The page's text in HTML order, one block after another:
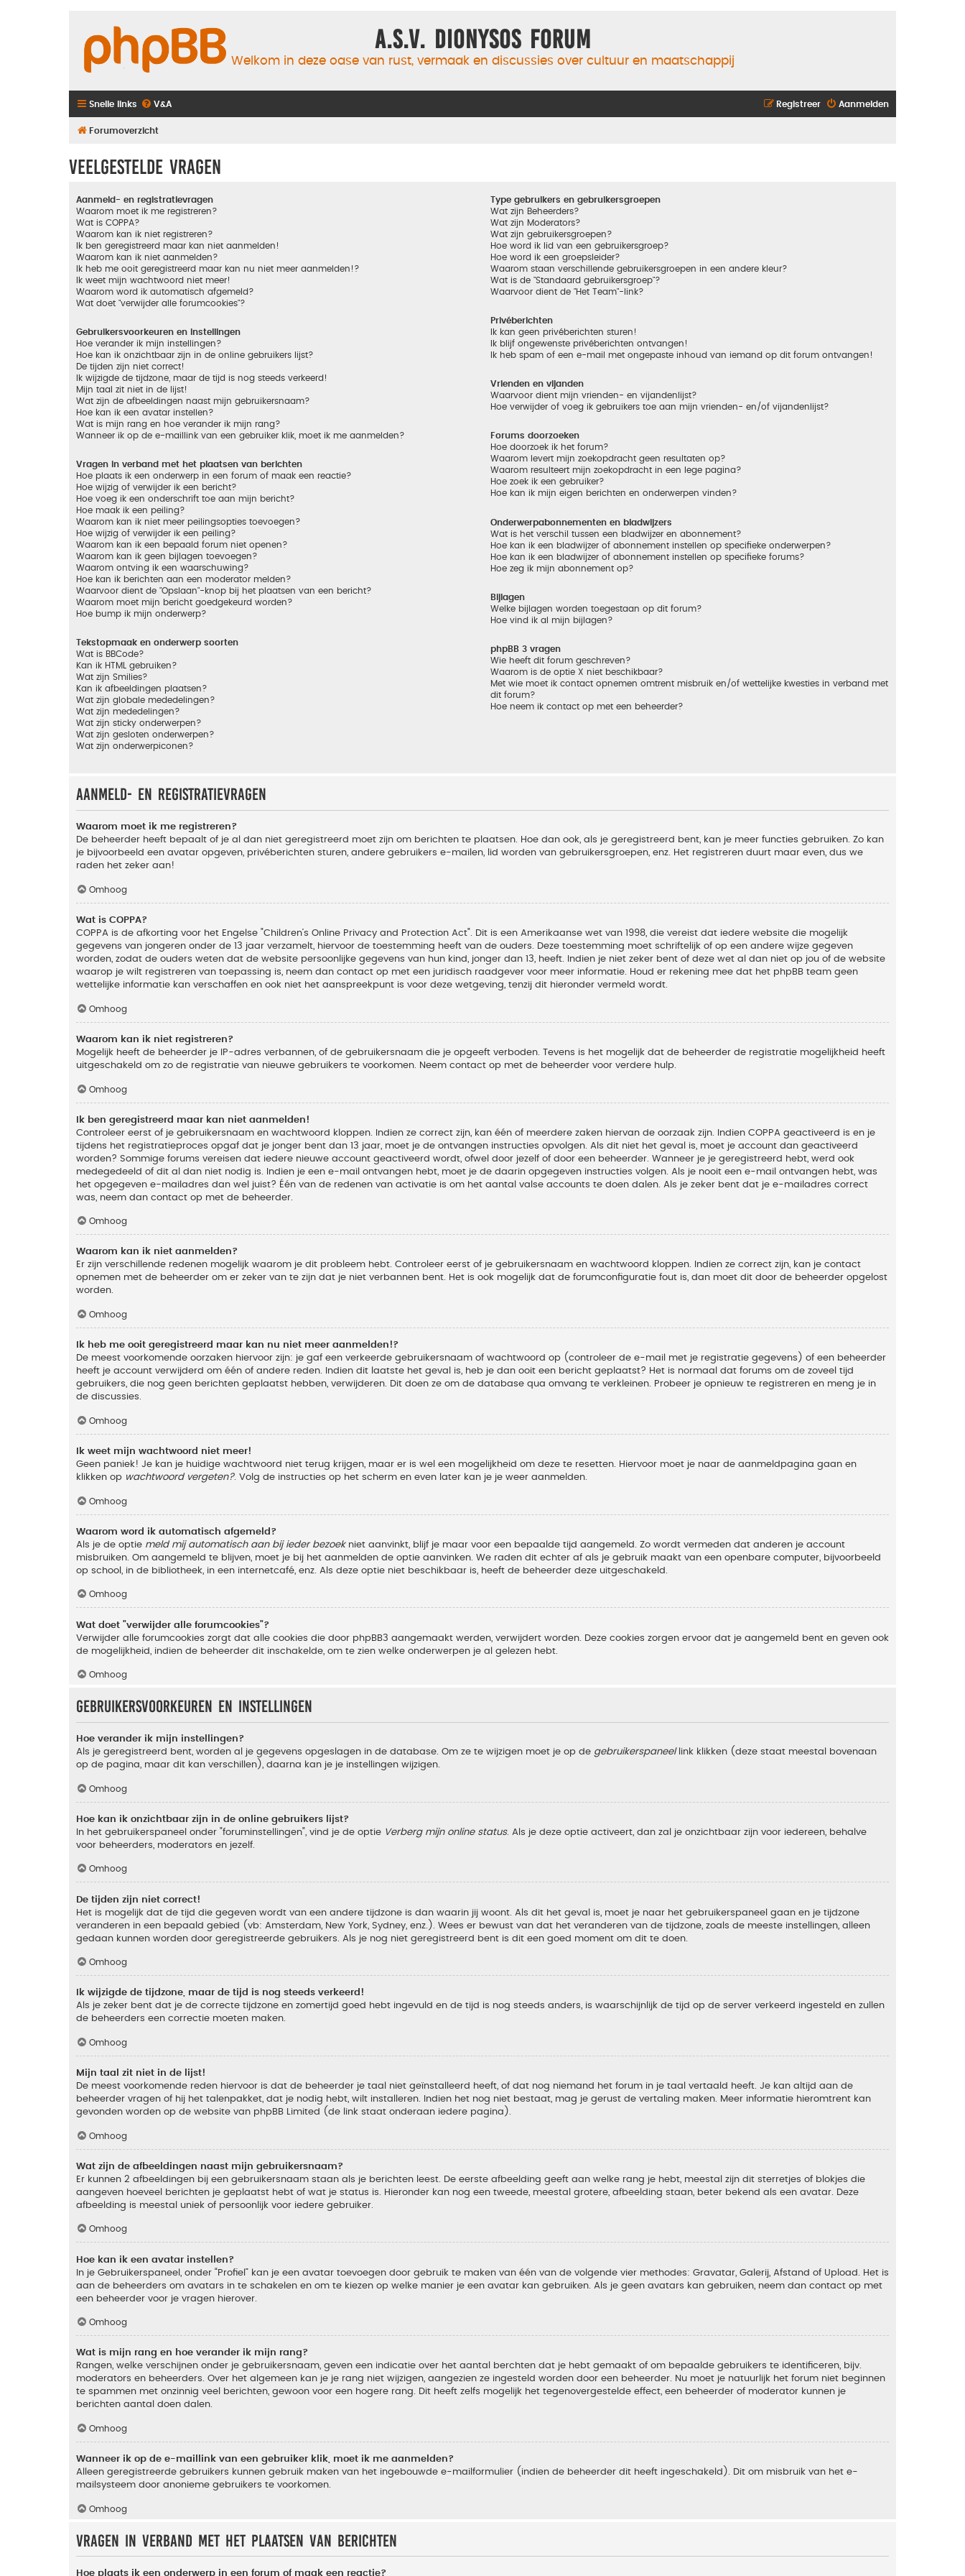
A.S.V. Dionysos Forum
Welkom in deze oase van rust, vermaak en discussies over cultuur en maatschappij
Snelle links V&A Aanmelden
Registreer
Forumoverzicht
Veelgestelde vragen
Aanmeld- en registratievragen
Waarom moet ik me registreren?
Wat is COPPA?
Waarom kan ik niet registreren?
Ik ben geregistreerd maar kan niet aanmelden!
Waarom kan ik niet aanmelden?
Ik heb me ooit geregistreerd maar kan nu niet meer aanmelden!?
Ik weet mijn wachtwoord niet meer!
Waarom word ik automatisch afgemeld?
Wat doet "verwijder alle forumcookies"?
Gebruikersvoorkeuren en instellingen
Hoe verander ik mijn instellingen?
Hoe kan ik onzichtbaar zijn in de online gebruikers lijst?
De tijden zijn niet correct!
Ik wijzigde de tijdzone, maar de tijd is nog steeds verkeerd!
Mijn taal zit niet in de lijst!
Wat zijn de afbeeldingen naast mijn gebruikersnaam?
Hoe kan ik een avatar instellen?
Wat is mijn rang en hoe verander ik mijn rang?
Wanneer ik op de e-maillink van een gebruiker klik, moet ik me aanmelden?
Vragen in verband met het plaatsen van berichten
Hoe plaats ik een onderwerp in een forum of maak een reactie?
Hoe wijzig of verwijder ik een bericht?
Hoe voeg ik een onderschrift toe aan mijn bericht?
Hoe maak ik een peiling?
Waarom kan ik niet meer peilingsopties toevoegen?
Hoe wijzig of verwijder ik een peiling?
Waarom kan ik een bepaald forum niet openen?
Waarom kan ik geen bijlagen toevoegen?
Waarom ontving ik een waarschuwing?
Hoe kan ik berichten aan een moderator melden?
Waarvoor dient de "Opslaan"-knop bij het plaatsen van een bericht?
Waarom moet mijn bericht goedgekeurd worden?
Hoe bump ik mijn onderwerp?
Tekstopmaak en onderwerp soorten
Wat is BBCode?
Kan ik HTML gebruiken?
Wat zijn Smilies?
Kan ik afbeeldingen plaatsen?
Wat zijn globale mededelingen?
Wat zijn mededelingen?
Wat zijn sticky onderwerpen?
Wat zijn gesloten onderwerpen?
Wat zijn onderwerpiconen?
Type gebruikers en gebruikersgroepen
Wat zijn Beheerders?
Wat zijn Moderators?
Wat zijn gebruikersgroepen?
Hoe word ik lid van een gebruikersgroep?
Hoe word ik een groepsleider?
Waarom staan verschillende gebruikersgroepen in een andere kleur?
Wat is de "Standaard gebruikersgroep"?
Waarvoor dient de "Het Team"-link?
Privéberichten
Ik kan geen privéberichten sturen!
Ik blijf ongewenste privéberichten ontvangen!
Ik heb spam of een e-mail met ongepaste inhoud van iemand op dit forum ontvangen!
Vrienden en vijanden
Waarvoor dient mijn vrienden- en vijandenlijst?
Hoe verwijder of voeg ik gebruikers toe aan mijn vrienden- en/of vijandenlijst?
Forums doorzoeken
Hoe doorzoek ik het forum?
Waarom levert mijn zoekopdracht geen resultaten op?
Waarom resulteert mijn zoekopdracht in een lege pagina?
Hoe zoek ik een gebruiker?
Hoe kan ik mijn eigen berichten en onderwerpen vinden?
Onderwerpabonnementen en bladwijzers
Wat is het verschil tussen een bladwijzer en abonnement?
Hoe kan ik een bladwijzer of abonnement instellen op specifieke onderwerpen?
Hoe kan ik een bladwijzer of abonnement instellen op specifieke forums?
Hoe zeg ik mijn abonnement op?
Bijlagen
Welke bijlagen worden toegestaan op dit forum?
Hoe vind ik al mijn bijlagen?
phpBB 3 vragen
Wie heeft dit forum geschreven?
Waarom is de optie X niet beschikbaar?
Met wie moet ik contact opnemen omtrent misbruik en/of wettelijke kwesties in verband met
dit forum?
Hoe neem ik contact op met een beheerder?
Aanmeld- en registratievragen
Waarom moet ik me registreren?
De beheerder heeft bepaalt of je al dan niet geregistreerd moet zijn om berichten te plaatsen. Hoe dan ook, als je geregistreerd bent, kan je meer functies gebruiken. Zo kan
je bijvoorbeeld een avatar opgeven, privéberichten sturen, andere gebruikers e-mailen, lid worden van gebruikersgroepen, enz. Het registreren duurt maar even, dus we
raden het zeker aan!
Omhoog
Wat is COPPA?
COPPA is de afkorting voor het Engelse "Children’s Online Privacy and Protection Act". Dit is een Amerikaanse wet van 1998, die vereist dat iedere website die mogelijk
gegevens van jongeren onder de 13 jaar verzamelt, hiervoor de toestemming heeft van de ouders. Deze toestemming moet schriftelijk of op een andere wijze gegeven
worden, zodat de ouders weten dat de website persoonlijke gegevens van hun kind, jonger dan 13, heeft. Indien je niet zeker bent of deze wet al dan niet op jou of de website
waarop je wilt registreren van toepassing is, neem dan contact op met een juridisch raadgever voor meer informatie. Houd er rekening mee dat het phpBB team geen
wettelijke informatie kan verschaffen en ook niet het aanspreekpunt is voor deze wetgeving, tenzij dit hieronder vermeld wordt.
Omhoog
Waarom kan ik niet registreren?
Mogelijk heeft de beheerder je IP-adres verbannen, of de gebruikersnaam die je opgeeft verboden. Tevens is het mogelijk dat de beheerder de registratie mogelijkheid heeft
uitgeschakeld om zo de registratie van nieuwe gebruikers te voorkomen. Neem contact op met de beheerder voor verdere hulp.
Omhoog
Ik ben geregistreerd maar kan niet aanmelden!
Controleer eerst of je gebruikersnaam en wachtwoord kloppen. Indien ze correct zijn, kan één of meerdere zaken hiervan de oorzaak zijn. Indien COPPA geactiveerd is en je
tijdens het registratieproces opgaf dat je jonger bent dan 13 jaar, moet je de ontvangen instructies opvolgen. Als dit niet het geval is, moet je account dan geactiveerd
worden? Sommige forums vereisen dat iedere nieuwe account geactiveerd wordt, ofwel door jezelf of door een beheerder. Wanneer je je geregistreerd hebt, werd ook
medegedeeld of dit al dan niet nodig is. Indien je een e-mail ontvangen hebt, moet je de daarin opgegeven instructies volgen. Als je nooit een e-mail ontvangen hebt, was
het opgegeven e-mailadres dan wel juist? Één van de redenen van activatie is om het aantal valse accounts te doen dalen. Als je zeker bent dat je e-mailadres correct
was, neem dan contact op met de beheerder.
Omhoog
Waarom kan ik niet aanmelden?
Er zijn verschillende redenen mogelijk waarom je dit probleem hebt. Controleer eerst of je gebruikersnaam en wachtwoord kloppen. Indien ze correct zijn, kan je contact
opnemen met de beheerder om er zeker van te zijn dat je niet verbannen bent. Het is ook mogelijk dat de forumconfiguratie fout is, dan moet dit door de beheerder opgelost
worden.
Omhoog
Ik heb me ooit geregistreerd maar kan nu niet meer aanmelden!?
De meest voorkomende oorzaken hiervoor zijn: je gaf een verkeerde gebruikersnaam of wachtwoord op (controleer de e-mail met je registratie gegevens) of een beheerder
heeft je account verwijderd om één of andere reden. Indien dit laatste het geval is, heb je dan ooit een bericht geplaatst? Het is normaal dat forums om de zoveel tijd
gebruikers, die nog geen berichten geplaatst hebben, verwijderen. Dit doen ze om de database qua omvang te verkleinen. Probeer je opnieuw te registreren en meng je in
de discussies.
Omhoog
Ik weet mijn wachtwoord niet meer!
Geen paniek! Je kan je huidige wachtwoord niet terug krijgen, maar er is wel een mogelijkheid om deze te resetten. Hiervoor moet je naar de aanmeldpagina gaan en
klikken op wachtwoord vergeten?. Volg de instructies op het scherm en even later kan je je weer aanmelden.
Omhoog
Waarom word ik automatisch afgemeld?
Als je de optie meld mij automatisch aan bij ieder bezoekniet aanvinkt, blijf je maar voor een bepaalde tijd aangemeld. Zo wordt vermeden dat anderen je account
misbruiken. Om aangemeld te blijven, moet je bij het aanmelden de optie aanvinken. We raden dit echter af als je gebruik maakt van een openbare computer, bijvoorbeeld
op school, in de bibliotheek, in een internetcafé, enz. Als deze optie niet beschikbaar is, heeft de beheerder deze uitgeschakeld.
Omhoog
Wat doet "verwijder alle forumcookies"?
Verwijder alle forumcookies zorgt dat alle cookies die door phpBB3 aangemaakt werden, verwijdert worden. Deze cookies zorgen ervoor dat je aangemeld bent en geven ook
de mogelijkheid, indien de beheerder dit inschakelde, om te zien welke onderwerpen je al gelezen hebt.
Omhoog
Gebruikersvoorkeuren en instellingen
Hoe verander ik mijn instellingen?
Als je geregistreerd bent, worden al je gegevens opgeslagen in de database. Om ze te wijzigen moet je op de gebruikerspaneellink klikken (deze staat meestal bovenaan
op de pagina, maar dit kan verschillen), daarna kan je je instellingen wijzigen.
Omhoog
Hoe kan ik onzichtbaar zijn in de online gebruikers lijst?
In het gebruikerspaneel onder "foruminstellingen", vind je de optie Verberg mijn online status. Als je deze optie activeert, dan zal je onzichtbaar zijn voor iedereen, behalve
voor beheerders, moderators en jezelf.
Omhoog
De tijden zijn niet correct!
Het is mogelijk dat de tijd die gegeven wordt van een andere tijdzone is dan waarin jij woont. Als dit het geval is, moet je naar het gebruikerspaneel gaan en je tijdzone
veranderen in een bepaald gebied (vb: Amsterdam, New York, Sydney, enz.). Wees er bewust van dat het veranderen van de tijdzone, zoals de meeste instellingen, alleen
gedaan kunnen worden door geregistreerde gebruikers. Als je nog niet geregistreerd bent is dit een goed moment om dit te doen.
Omhoog
Ik wijzigde de tijdzone, maar de tijd is nog steeds verkeerd!
Als je zeker bent dat je de correcte tijdzone en zomertijd goed hebt ingevuld en de tijd is nog steeds anders, is waarschijnlijk de tijd op de server verkeerd ingesteld en zullen
de beheerders een correctie moeten maken.
Omhoog
Mijn taal zit niet in de lijst!
De meest voorkomende reden hiervoor is dat de beheerder je taal niet geïnstalleerd heeft, of dat nog niemand het forum in je taal vertaald heeft. Je kan altijd aan de
beheerder vragen of hij het talenpakket, dat je nodig hebt, wilt installeren. Indien het nog niet bestaat, mag je gerust de vertaling maken. Meer informatie hieromtrent kan
gevonden worden op de website van phpBB Limited (de link staat onderaan iedere pagina).
Omhoog
Wat zijn de afbeeldingen naast mijn gebruikersnaam?
Er kunnen 2 afbeeldingen bij een gebruikersnaam staan als je berichten leest. De eerste afbeelding geeft aan welke rang je hebt, meestal zijn dit sterretjes of blokjes die
aangeven hoeveel berichten je geplaatst hebt of wat je status is. Hieronder kan nog een tweede, meestal grotere, afbeelding staan, beter bekend als een avatar. Deze
afbeelding is meestal uniek of persoonlijk voor iedere gebruiker.
Omhoog
Hoe kan ik een avatar instellen?
In je Gebruikerspaneel, onder “Profiel” kan je een avatar toevoegen door gebruik te maken van één van de volgende vier methodes: Gravatar, Galerij, Afstand of Upload. Het is
aan de beheerders om avatars in te schakelen en om te kiezen op welke manier je een avatar kan gebruiken. Als je geen avatars kan gebruiken, neem dan contact op met
een beheerder voor je vragen hierover.
Omhoog
Wat is mijn rang en hoe verander ik mijn rang?
Rangen, welke verschijnen onder je gebruikersnaam, geven een indicatie over het aantal berchten dat je hebt gemaakt of om bepaalde gebruikers te identificeren, bijv.
moderators en beheerders. Over het algemeen kan je je rang niet wijzigen, aangezien ze ingesteld worden door een beheerder. Nu moet je natuurlijk het forum niet beginnen
te spammen met onzinnig veel berichten, gewoon voor een hogere rang. Dit heeft zelfs mogelijk het tegenovergestelde effect, een beheerder of moderator kunnen je
berichten aantal doen dalen.
Omhoog
Wanneer ik op de e-maillink van een gebruiker klik, moet ik me aanmelden?
Alleen geregistreerde gebruikers kunnen gebruik maken van het ingebouwde e-mailformulier (indien de beheerder dit heeft ingeschakeld). Dit om misbruik van het e-
mailsysteem door anonieme gebruikers te voorkomen.
Omhoog
Vragen in verband met het plaatsen van berichten
Hoe plaats ik een onderwerp in een forum of maak een reactie?